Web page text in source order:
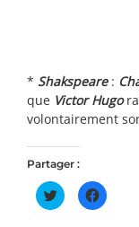
* Shakspeare:
que Victor Hugo
volontairement
Partager :
Cliquez
pour
partager
Cliquez
pour